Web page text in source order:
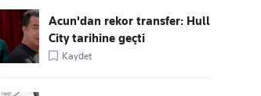
Acun'dan rekor transfer: Hull
City tarihine geçti
Kaydet